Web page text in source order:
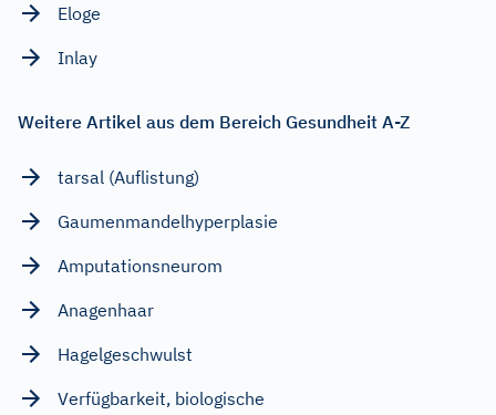
Eloge
Inlay
Weitere Artikel aus dem Bereich Gesundheit A-Z
tarsal (Auflistung)
Gaumenmandelhyperplasie
Amputationsneurom
Anagenhaar
Hagelgeschwulst
Verfügbarkeit, biologische